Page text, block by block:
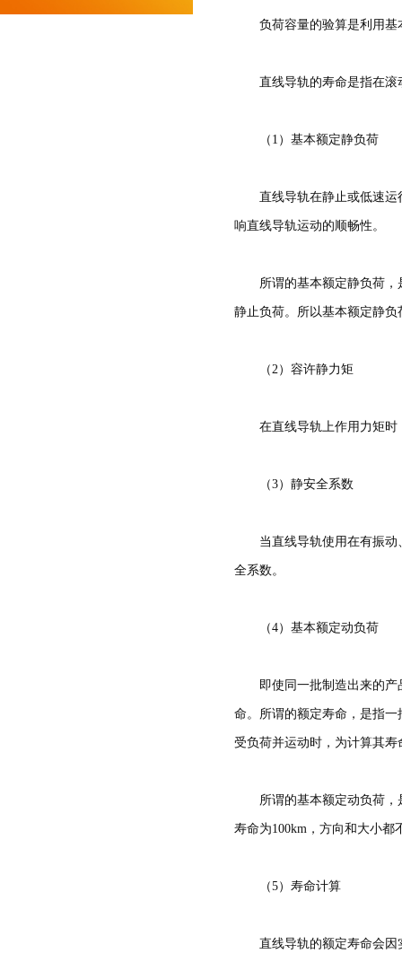
负荷容量的验算是利用
直线导轨的寿命是指在
（1）基本额定静负荷
直线导轨在静止或低速
响直线导轨运动的顺畅性。
所谓的基本额定静负荷
静止负荷。所以基本额定静
（2）容许静力矩
在直线导轨上作用力矩
（3）静安全系数
当直线导轨使用在有振
全系数。
（4）基本额定动负荷
即使同一批制造出来的
命。所谓的额定寿命，是指
受负荷并运动时，为计算其
所谓的基本额定动负荷
寿命为100km，方向和大小都
（5）寿命计算
直线导轨的额定寿命会